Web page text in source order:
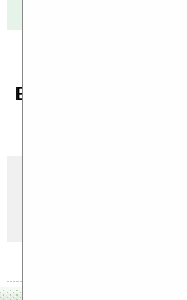
Ваше мнение